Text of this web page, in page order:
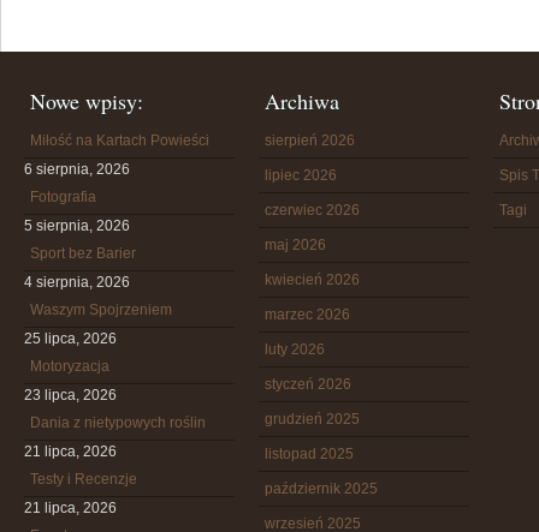
Nowe wpisy:
Miłość na Kartach Powieści
6 sierpnia, 2026
Fotografia
5 sierpnia, 2026
Sport bez Barier
4 sierpnia, 2026
Waszym Spojrzeniem
25 lipca, 2026
Motoryzacja
23 lipca, 2026
Dania z nietypowych roślin
21 lipca, 2026
Testy i Recenzje
21 lipca, 2026
Archiwa
sierpień 2026
lipiec 2026
czerwiec 2026
maj 2026
kwiecień 2026
marzec 2026
luty 2026
styczeń 2026
grudzień 2025
listopad 2025
październik 2025
wrzesień 2025
Spis
Tagi